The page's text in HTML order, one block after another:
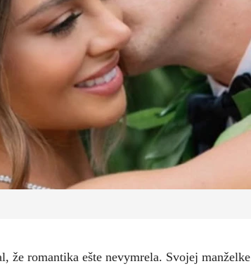
že romantika ešte nevymrela. Svojej manželke